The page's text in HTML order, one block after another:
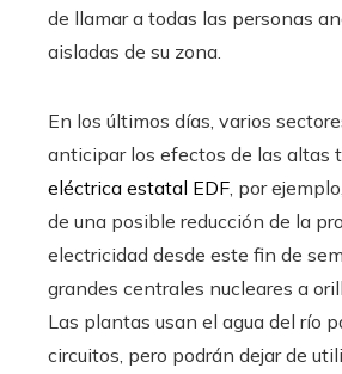
de llamar a todas las personas
aisladas de su zona.
En los últimos días, varios
anticipar los efectos de las altas
eléctrica estatal EDF , por
de una posible reducción de la
electricidad desde este fin de
grandes centrales nucleares a
Las plantas usan el agua del río
circuitos, pero podrán dejar de